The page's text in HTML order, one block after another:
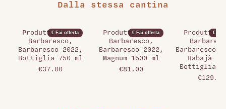
Dalla stessa cantina
€ Fai offerta
Produttori del
Barbaresco,
Barbaresco 2022,
Bottiglia 750 ml
€37.00
€ Fai offerta
Produttori del
Barbaresco,
Barbaresco 2022,
Magnum 1500 ml
€81.00
€ Fai
Barbaresco
Rabajà
Bottiglia
€129.00